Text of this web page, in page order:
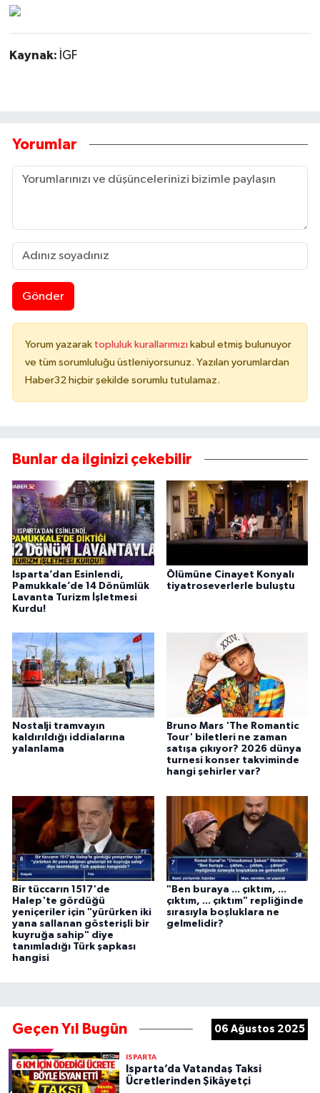
Kaynak: İGF
Yorumlar
Gönder
Yorum yazarak topluluk kurallarımızı kabul etmiş bulunuyor
ve tüm sorumluluğu üstleniyorsunuz. Yazılan yorumlardan
Haber32 hiçbir şekilde sorumlu tutulamaz.
Bunlar da ilginizi çekebilir
Isparta’dan Esinlendi,
Pamukkale’de 14 Dönümlük
Lavanta Turizm İşletmesi
Kurdu!
Ölümüne Cinayet Konyalı
tiyatroseverlerle buluştu
Nostalji tramvayın
kaldırıldığı iddialarına
yalanlama
Bruno Mars 'The Romantic
Tour' biletleri ne zaman
satışa çıkıyor? 2026 dünya
turnesi konser takviminde
hangi şehirler var?
Bir tüccarın 1517'de
Halep'te gördüğü
yeniçeriler için "yürürken iki
yana sallanan gösterişli bir
kuyruğa sahip" diye
tanımladığı Türk şapkası
hangisi
"Ben buraya ... çıktım, ...
çıktım, ... çıktım" repliğinde
sırasıyla boşluklara ne
gelmelidir?
Geçen Yıl Bugün 06 Ağustos 2025
ISPARTA
Isparta’da Vatandaş Taksi
Ücretlerinden Şikâyetçi